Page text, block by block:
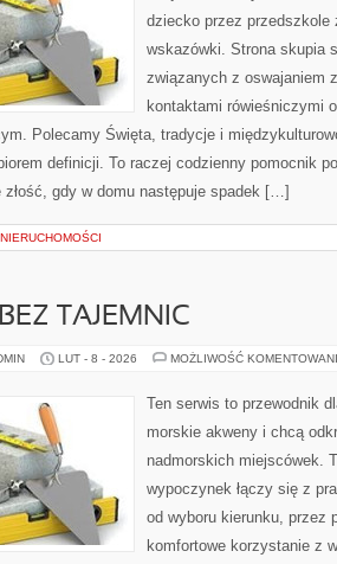
dziecko przez przedszkole
wskazówki. Strona skupia
związanych z oswajaniem
kontaktami rówieśniczymi
Polecamy Święta, tradycje i
definicji. To raczej codzienny pomocnik
złość, gdy w domu następuje spadek […]
NIERUCHOMOŚCI
TAJEMNIC
LUT - 8 - 2026 MOŻLIWOŚĆ
Ten serwis to przewodnik
morskie akweny i chcą
nadmorskich miejscówek.
wypoczynek łączy się z
od wyboru kierunku, przez
komfortowe korzystanie z